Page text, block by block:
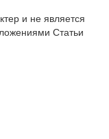
и не является
Статьи